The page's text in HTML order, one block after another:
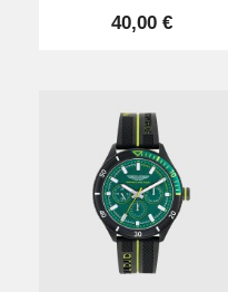
40,00 €